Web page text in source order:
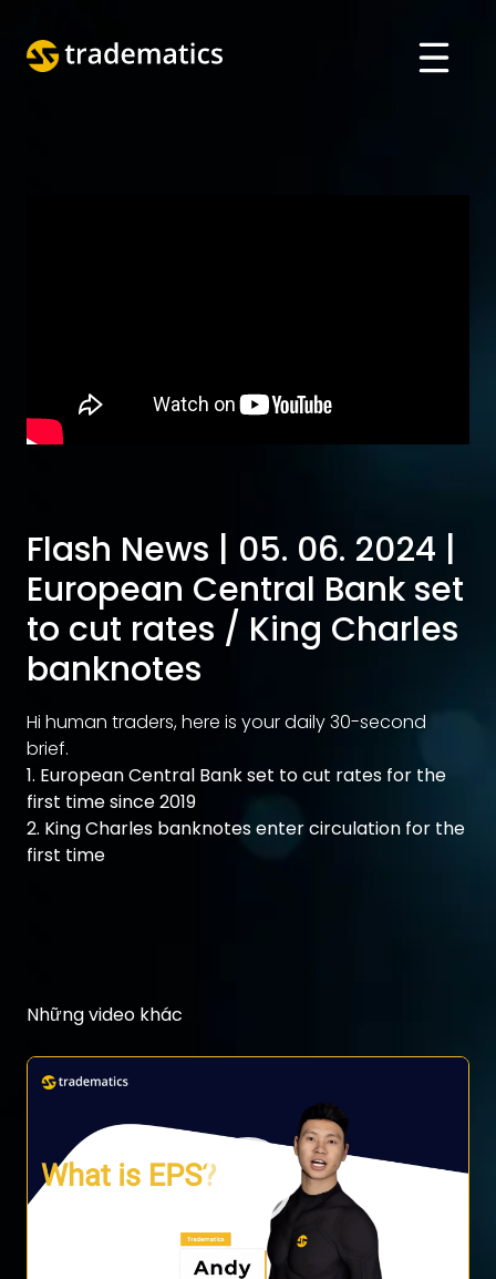
ENGLISH
Flash News | 05. 06. 2024 |
European Central Bank set
to cut rates / King Charles
banknotes
Hi human traders, here is your daily 30-second
brief.
1. European Central Bank set to cut rates for the
first time since 2019
2. King Charles banknotes enter circulation for the
first time
Những video khác